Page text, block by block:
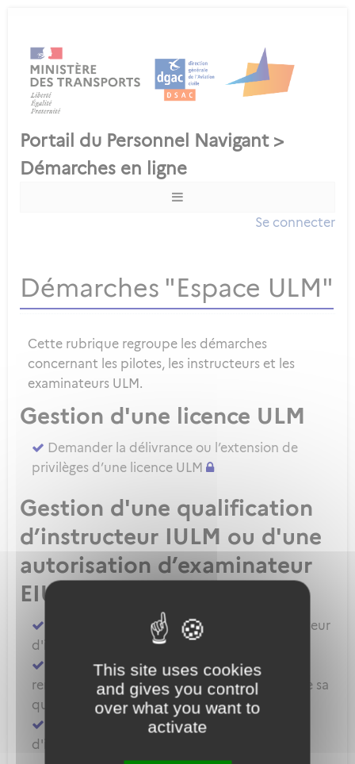
This site uses cookies
and gives you control
over what you want to
activate
Se connecter
Démarches "Espace ULM"
Cette rubrique regroupe les démarches
concernant les pilotes, les instructeurs et les
examinateurs ULM.
Gestion d'une licence ULM
Demander la délivrance ou l’extension de
privilèges d’une licence ULM
Gestion d'une qualification
d’instructeur IULM ou d'une
autorisation d’examinateur
EIULM
Attester des prérequis pour devenir formateur
d'instructeur ULM
Demander la délivrance, la prorogation, le
renouvellement ou l'extension de privilèges de sa
qualification IULM
Demander une autorisation d'examinateur
d'instructeur EIULM